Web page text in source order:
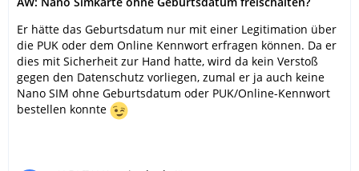
Er hätte das Geburtsdatum nur mit einer Legitimation über
die PUK oder dem Online Kennwort erfragen können. Da er
dies mit Sicherheit zur Hand hatte, wird da kein Verstoß
gegen den Datenschutz vorliegen, zumal er ja auch keine
Nano SIM ohne Geburtsdatum oder PUK/Online-Kennwort
bestellen konnte